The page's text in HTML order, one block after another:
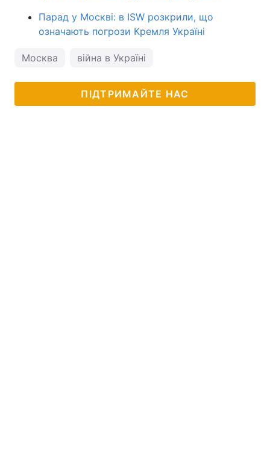
Парад у Москві: в ISW розкрили, що
означають погрози Кремля Україні
Москва війна в Україні
ПІДТРИМАЙТЕ НАС